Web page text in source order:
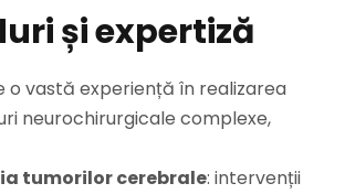
și expertiză
o vastă experiență în realizarea
neurochirurgicale complexe,
tumorilor cerebrale: intervenții